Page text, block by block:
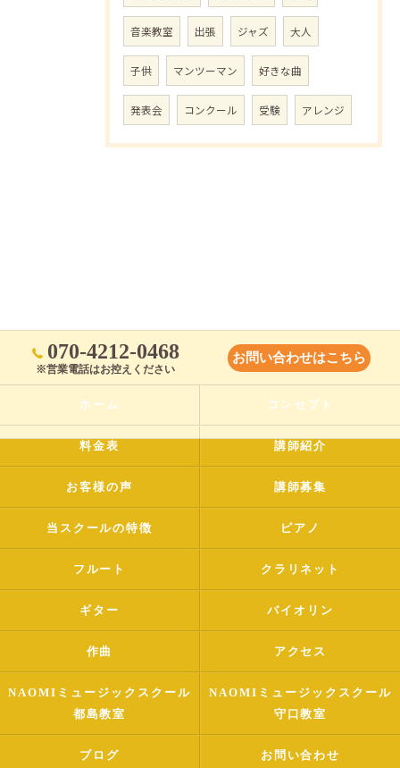
音楽教室 出張 ジャズ 大人
子供 マンツーマン 好きな曲
発表会 コンクール 受験 アレンジ
070-4212-0468
※営業電話はお控えください
お問い合わせはこちら
ホーム コンセプト
料金表 講師紹介
お客様の声 講師募集
当スクールの特徴 ピアノ
フルート クラリネット
ギター バイオリン
作曲 アクセス
NAOMIミュージックスクール
都島教室
NAOMIミュージックスクール
守口教室
ブログ お問い合わせ